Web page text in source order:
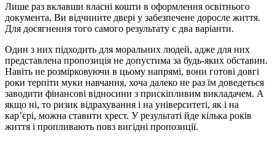
Лише раз вклавши власні кошти в оформлення освітнього
документа, Ви відчините двері у забезпечене доросле життя.
Для досягнення того самого результату є два варіанти.
Один з них підходить для моральних людей, адже для них
представлена ​​пропозиція не допустима за будь-яких обставин.
Навіть не розмірковуючи в цьому напрямі, вони готові довгі
роки терпіти муки навчання, хоча далеко не раз їм доведеться
заводити фінансові відносини з прискіпливим викладачем. А
якщо ні, то ризик відрахування і на університеті, як і на
кар’єрі, можна ставити хрест. У результаті йде кілька років
життя і пропливають повз вигідні пропозиції.